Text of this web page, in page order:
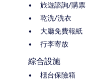
旅遊諮詢/購票
乾洗/洗衣
大廳免費報紙
行李寄放
綜合設施
櫃台保險箱